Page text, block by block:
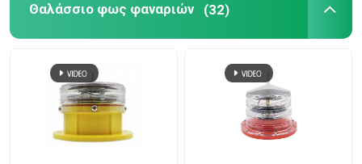
Θαλάσσιο φως φαναριών (32)